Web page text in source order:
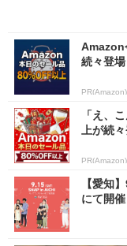
Amazon
続々登場
PR(Amazon)
「え、
上が続
PR(Amazon)
【愛知
にて開催